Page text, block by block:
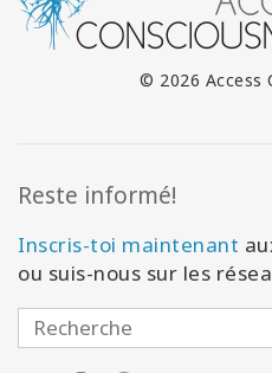
© 2026 Access
Reste informé!
Inscris-toi maintenant
ou suis-nous sur les